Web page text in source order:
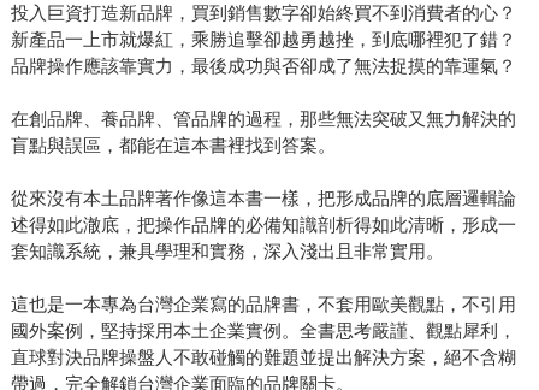
投入巨資打造新品牌，買到銷售數字卻始終買不到消費者的心？
新產品一上市就爆紅，乘勝追擊卻越勇越挫，到底哪裡犯了錯？
品牌操作應該靠實力，最後成功與否卻成了無法捉摸的靠運氣？
在創品牌、養品牌、管品牌的過程，那些無法突破又無力解決的
盲點與誤區，都能在這本書裡找到答案。
從來沒有本土品牌著作像這本書一樣，把形成品牌的底層邏輯論
述得如此澈底，把操作品牌的必備知識剖析得如此清晰，形成一
套知識系統，兼具學理和實務，深入淺出且非常實用。
這也是一本專為台灣企業寫的品牌書，不套用歐美觀點，不引用
國外案例，堅持採用本土企業實例。全書思考嚴謹、觀點犀利，
直球對決品牌操盤人不敢碰觸的難題並提出解決方案，絕不含糊
帶過，完全解鎖台灣企業面臨的品牌關卡。